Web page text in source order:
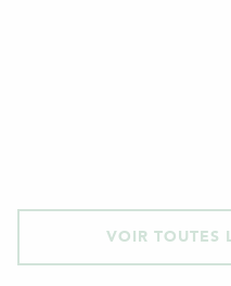
VOIR TOUTES